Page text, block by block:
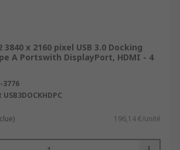
x 2160 pixel USB 3.0 Docking
A Portswith DisplayPort, HDMI - 4
3776
USB3DOCKHDPC
196,14 €/unité